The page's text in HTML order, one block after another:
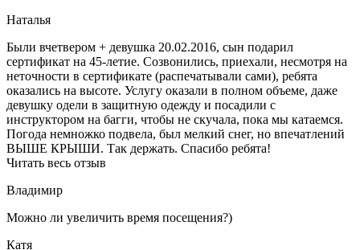
Наталья
Были вчетвером + девушка 20.02.2016, сын подарил
сертификат на 45-летие. Созвонились, приехали, несмотря на
неточности в сертификате (распечатывали сами), ребята
оказались на высоте. Услугу оказали в полном объеме, даже
девушку одели в защитную одежду и посадили с
инструктором на багги, чтобы не скучала, пока мы катаемся.
Погода немножко подвела, был мелкий снег, но впечатлений
ВЫШЕ КРЫШИ. Так держать. Спасибо ребята!
Читать весь отзыв
Владимир
Можно ли увеличить время посещения?)
Катя